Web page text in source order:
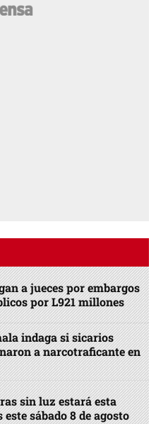
a jueces por embargos
por L921 millones
indaga si sicarios
a narcotraficante en
sin luz estará esta
sábado 8 de agosto